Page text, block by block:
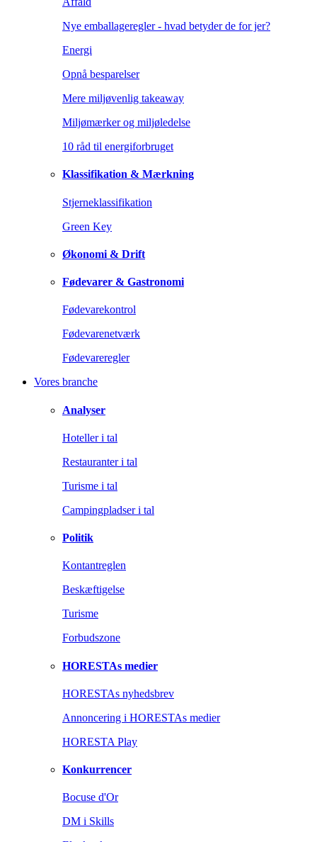
Nye emballageregler - hvad betyder de for jer?
Energi
Opnå besparelser
Mere miljøvenlig takeaway
Miljømærker og miljøledelse
10 råd til energiforbruget
Klassifikation & Mærkning
Stjerneklassifikation
Green Key
Økonomi & Drift
Fødevarer & Gastronomi
Fødevarekontrol
Fødevarenetværk
Fødevareregler
Vores branche
Analyser
Hoteller i tal
Restauranter i tal
Turisme i tal
Campingpladser i tal
Politik
Kontantreglen
Beskæftigelse
Turisme
Forbudszone
HORESTAs medier
HORESTAs nyhedsbrev
Annoncering i HORESTAs medier
HORESTA Play
Konkurrencer
Bocuse d'Or
DM i Skills